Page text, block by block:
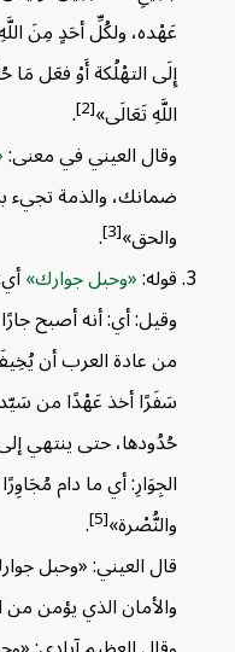
عَهْده، ولكُلِّ أحَدٍ مِنَ اللَّهِ
إِلَى التهْلُكة أَوْ فعَل مَا
اللَّهِ تَعَالَى»[2]
.
وقال العيني في معنى:
ضمانك، والذمة تجيء
والحق»[3]
.
قوله: وحبل جوارك أي:
وقيل: أي: أنه أصبح جارًا
من عادة العرب أن يُخِيفَ
سَفَرًا أخذ عَهْدًا من سَيّد
حُدُودها، حتى ينتهي
الجِوَارِ: أي ما دام مُجَاوِرًا
والنُّصْرة»[5]
.
قال العيني: «وحبل
والأمان الذي يؤمن من